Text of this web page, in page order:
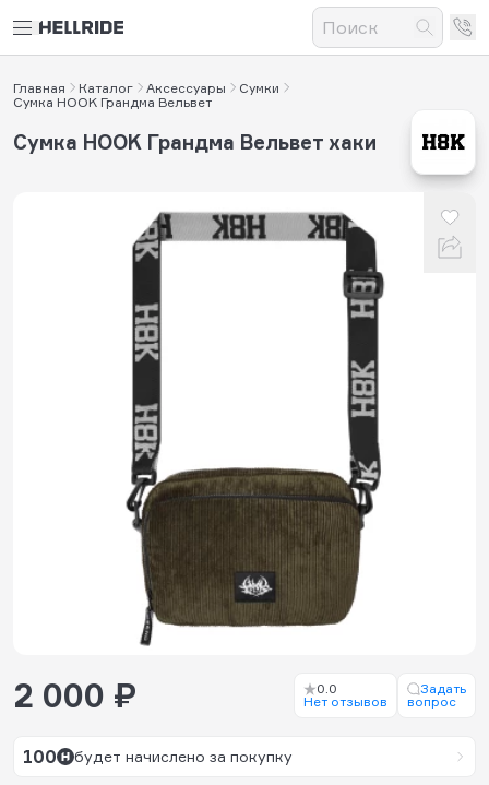
Главная Каталог Аксессуары
Сумки
Сумка HOOK Грандма Вельвет
Сумка HOOK Грандма Вельвет хаки
2 000 ₽
0.0
Нет отзывов
Задать
вопрос
100 будет начислено за покупку